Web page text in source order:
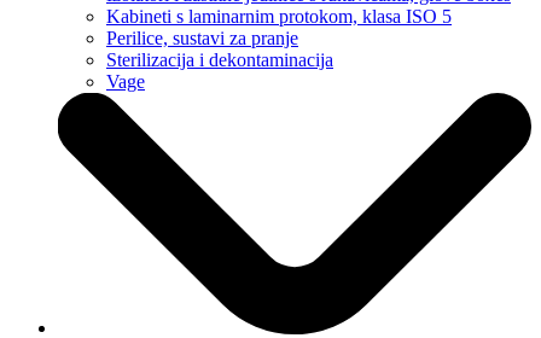
Kabineti s laminarnim protokom, klasa ISO 5
Perilice, sustavi za pranje
Sterilizacija i dekontaminacija
Vage